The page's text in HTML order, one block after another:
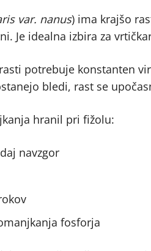
var. nanus) ima krajšo
Je idealna izbira za
potrebuje konstanten
bledi, rast se
hranil pri fižolu:
navzgor
fosforja